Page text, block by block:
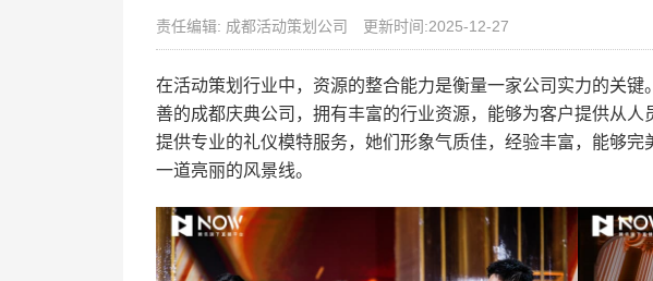
责任编辑: 成都活动策划公司 更新时间:2025-12-27
在活动策划行业中，资源的整合能力是衡量一家公司实力的关
善的成都庆典公司，拥有丰富的行业资源，能够为客户提供从人
提供专业的礼仪模特服务，她们形象气质佳，经验丰富，能够
一道亮丽的风景线。